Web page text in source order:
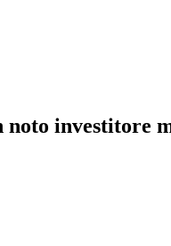
noto investitore